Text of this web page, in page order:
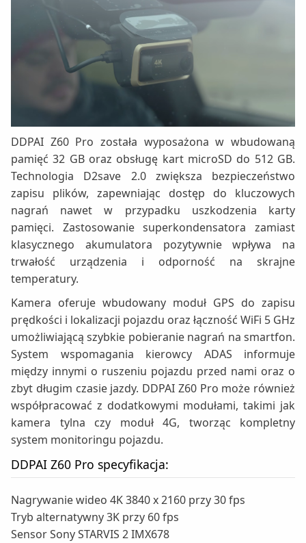
DDPAI Z60 Pro została wyposażona w wbudowaną
pamięć 32 GB oraz obsługę kart microSD do 512 GB.
Technologia D2save 2.0 zwiększa bezpieczeństwo
zapisu plików, zapewniając dostęp do kluczowych
nagrań nawet w przypadku uszkodzenia karty
pamięci. Zastosowanie superkondensatora zamiast
klasycznego akumulatora pozytywnie wpływa na
trwałość urządzenia i odporność na skrajne
temperatury.
Kamera oferuje wbudowany moduł GPS do zapisu
prędkości i lokalizacji pojazdu oraz łączność WiFi 5 GHz
umożliwiającą szybkie pobieranie nagrań na smartfon.
System wspomagania kierowcy ADAS informuje
między innymi o ruszeniu pojazdu przed nami oraz o
zbyt długim czasie jazdy. DDPAI Z60 Pro może również
współpracować z dodatkowymi modułami, takimi jak
kamera tylna czy moduł 4G, tworząc kompletny
system monitoringu pojazdu.
DDPAI Z60 Pro specyfikacja:
Nagrywanie wideo 4K 3840 x 2160 przy 30 fps
Tryb alternatywny 3K przy 60 fps
Sensor Sony STARVIS 2 IMX678